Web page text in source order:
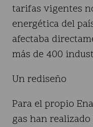
tarifas vigentes
energética del
afectaba
más de 400
Un rediseño
Para el propio
gas han